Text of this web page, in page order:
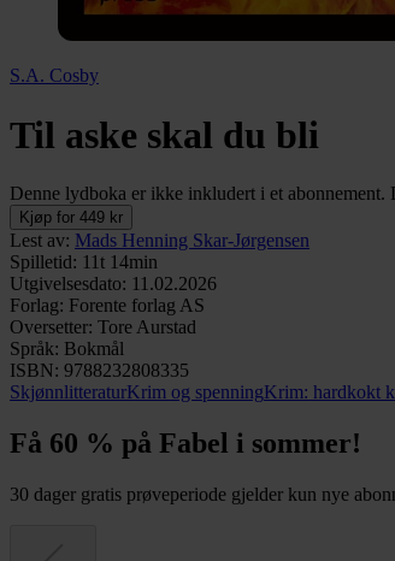
S.A. Cosby
Til aske skal du bli
Denne lydboka er ikke inkludert i et
Kjøp for 449 kr
Lest av: Mads Henning Skar-Jørgensen
Spilletid: 11t 14min
Utgivelsesdato: 11.02.2026
Forlag: Forente forlag AS
Oversetter: Tore Aurstad
Språk: Bokmål
ISBN: 9788232808335
SkjønnlitteraturKrim og spenningKrim: hardkokt
Få 60 % på Fabel i sommer!
30 dager gratis prøveperiode gjelder kun nye